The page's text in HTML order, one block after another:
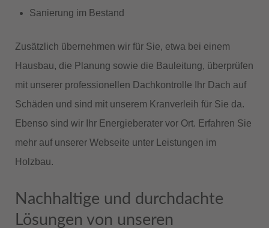
Sanierung im Bestand
Zusätzlich übernehmen wir für Sie, etwa bei einem
Hausbau, die Planung sowie die Bauleitung, überprüfen
mit unserer professionellen Dachkontrolle Ihr Dach auf
Schäden und sind mit unserem Kranverleih für Sie da.
Ebenso sind wir Ihr Energieberater vor Ort. Erfahren Sie
mehr auf unserer Webseite unter Leistungen im
Holzbau.
Nachhaltige und durchdachte
Lösungen von unseren